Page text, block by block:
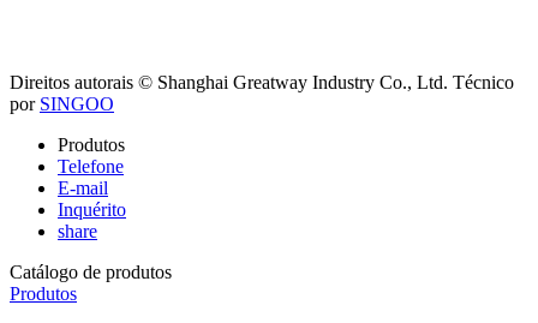
Direitos autorais © Shanghai Greatway Industry Co., Ltd. Técnico
por SINGOO
Produtos
Telefone
E-mail
Inquérito
share
Catálogo de produtos
Produtos